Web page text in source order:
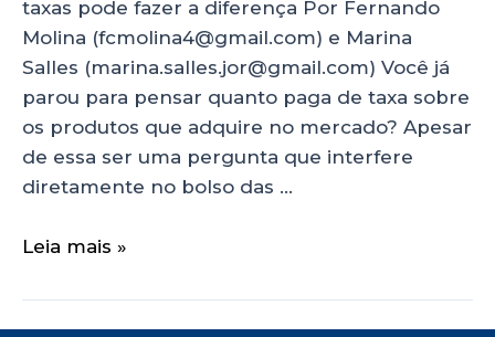
taxas pode fazer a diferença Por Fernando
Molina (fcmolina4@gmail.com) e Marina
Salles (marina.salles.jor@gmail.com) Você já
parou para pensar quanto paga de taxa sobre
os produtos que adquire no mercado? Apesar
de essa ser uma pergunta que interfere
diretamente no bolso das …
Leia mais »